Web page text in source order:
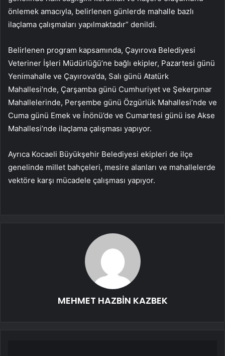
önlemek amacıyla, belirlenen günlerde mahalle bazlı
ilaçlama çalışmaları yapılmaktadır” denildi.
Belirlenen program kapsamında, Çayırova Belediyesi
Veteriner İşleri Müdürlüğü’ne bağlı ekipler, Pazartesi günü
Yenimahalle ve Çayırova’da, Salı günü Atatürk
Mahallesi’nde, Çarşamba günü Cumhuriyet ve Şekerpınar
Mahallelerinde, Perşembe günü Özgürlük Mahallesi’nde ve
Cuma günü Emek ve İnönü’de ve Cumartesi günü ise Akse
Mahallesi’nde ilaçlama çalışması yapıyor.
Ayrıca Kocaeli Büyükşehir Belediyesi ekipleri de ilçe
genelinde millet bahçeleri, mesire alanları ve mahallelerde
vektöre karşı mücadele çalışması yapıyor.
MEHMET HAZBİN KAZBEK